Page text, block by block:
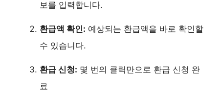
보를 입력합니다.
환급액 확인: 예상되는 환급액을 바로 확인할
수 있습니다.
환급 신청: 몇 번의 클릭만으로 환급 신청 완
료